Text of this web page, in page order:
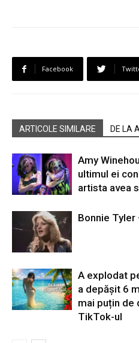
Facebook
ARTICOLE SIMILARE DE LA
Amy
ultimul ei
artista avea
Bonnie Tyler
A explodat
a depășit 6
mai puțin de
TikTok-ul